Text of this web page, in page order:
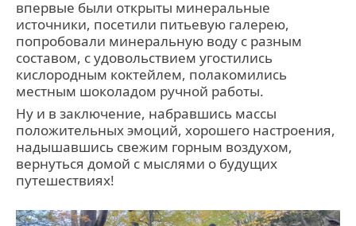
впервые были открыты минеральные
источники, посетили питьевую галерею,
попробовали минеральную воду с разным
составом, с удовольствием угостились
кислородным коктейлем, полакомились
местным шоколадом ручной работы.
Ну и в заключение, набравшись массы
положительных эмоций, хорошего настроения,
надышавшись свежим горным воздухом,
вернуться домой с мыслями о будущих
путешествиях!